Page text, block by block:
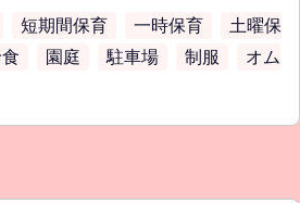
短期間保育 一時保育
土曜保
園庭 駐車場 制服
オム